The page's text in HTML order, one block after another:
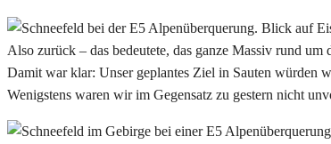
Also zurück – das bedeutete, das ganze Massiv rund
Damit war klar: Unser geplantes Ziel in Sauten würden
Wenigstens waren wir im Gegensatz zu gestern nicht